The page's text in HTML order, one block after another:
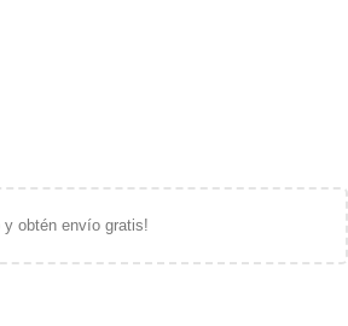
y obtén envío gratis!